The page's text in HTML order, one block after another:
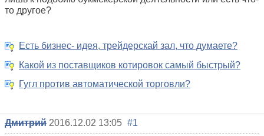
то другое?
Есть бизнес- идея, трейдерскай зал, что думаете?
Какой из поставщиков котировок самый быстрый?
Гугл против автоматической торговли?
Дмитрий 2016.12.02 13:05 #1